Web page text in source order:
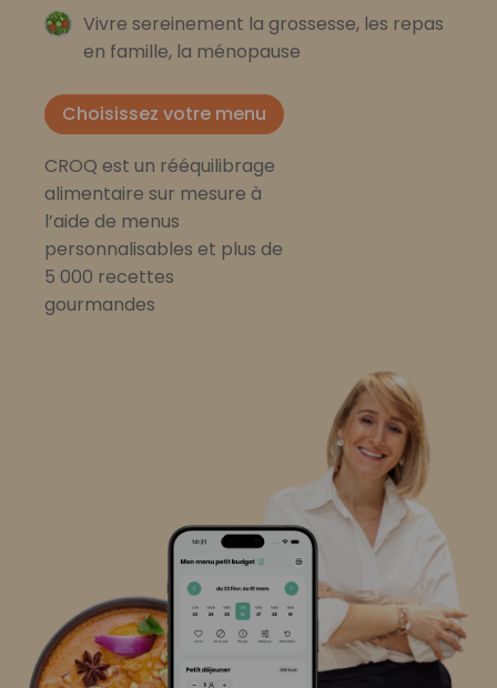
Vivre sereinement la grossesse, les repas
en famille, la ménopause
Choisissez votre menu
CROQ est un rééquilibrage
alimentaire sur mesure à
l’aide de menus
personnalisables et plus de
5 000 recettes
gourmandes